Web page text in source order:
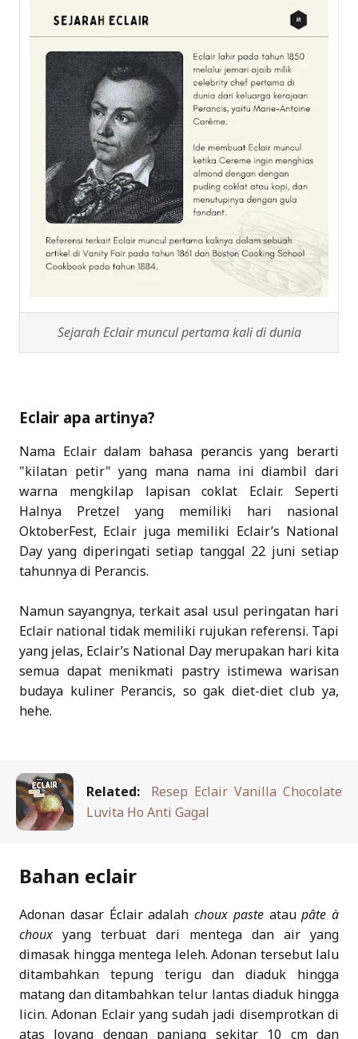
Sejarah Eclair muncul pertama kali di dunia
Eclair apa artinya?
Nama Eclair dalam bahasa perancis yang berarti
"kilatan petir" yang mana nama ini diambil dari
warna mengkilap lapisan coklat Eclair. Seperti
Halnya Pretzel yang memiliki hari nasional
OktoberFest, Eclair juga memiliki Eclair’s National
Day yang diperingati setiap tanggal 22 juni setiap
tahunnya di Perancis.
Namun sayangnya, terkait asal usul peringatan hari
Eclair national tidak memiliki rujukan referensi. Tapi
yang jelas, Eclair’s National Day merupakan hari kita
semua dapat menikmati pastry istimewa warisan
budaya kuliner Perancis, so gak diet-diet club ya,
hehe.
Related:
Resep Eclair Vanilla Chocolate
Luvita Ho Anti Gagal
Bahan eclair
Adonan dasar Éclair adalah choux paste ataupâte à
choux yang terbuat dari mentega dan air yang
dimasak hingga mentega leleh. Adonan tersebut lalu
ditambahkan tepung terigu dan diaduk hingga
matang dan ditambahkan telur lantas diaduk hingga
licin. Adonan Eclair yang sudah jadi disemprotkan di
atas loyang dengan panjang sekitar 10 cm dan